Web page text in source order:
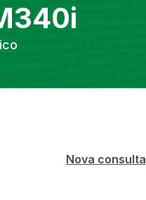
Nova consulta